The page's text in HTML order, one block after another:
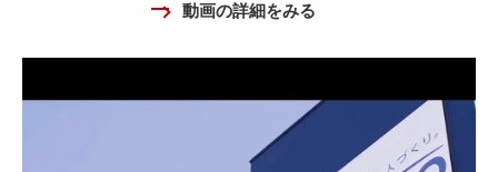
動画の詳細をみる